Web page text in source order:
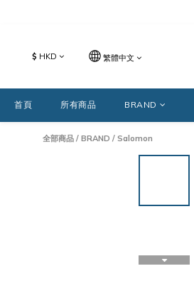
$ HKD 繁體中文
首頁 所有商品 BRAND
全部商品 / BRAND / Salomon